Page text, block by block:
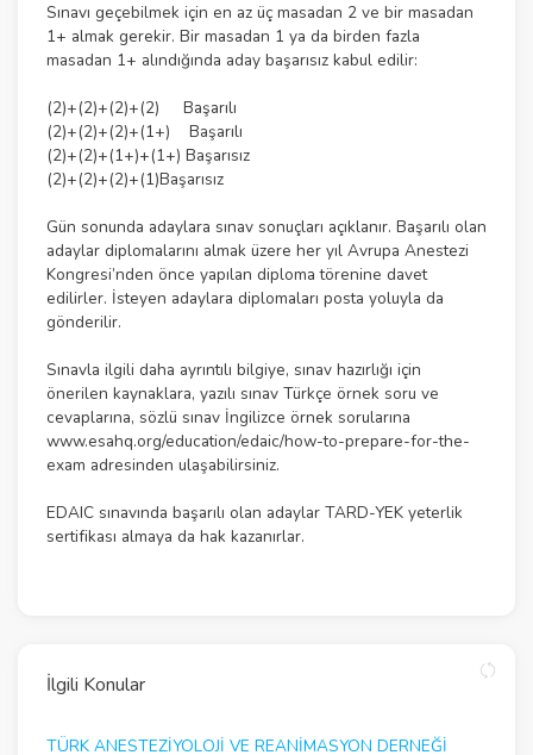
Sınavı geçebilmek için en az üç masadan 2 ve bir masadan
1+ almak gerekir. Bir masadan 1 ya da birden fazla
masadan 1+ alındığında aday başarısız kabul edilir:
(2)+(2)+(2)+(2) Başarılı
(2)+(2)+(2)+(1+) Başarılı
(2)+(2)+(1+)+(1+) Başarısız
(2)+(2)+(2)+(1)Başarısız
Gün sonunda adaylara sınav sonuçları açıklanır. Başarılı olan
adaylar diplomalarını almak üzere her yıl Avrupa Anestezi
Kongresi’nden önce yapılan diploma törenine davet
edilirler. İsteyen adaylara diplomaları posta yoluyla da
gönderilir.
Sınavla ilgili daha ayrıntılı bilgiye, sınav hazırlığı için
önerilen kaynaklara, yazılı sınav Türkçe örnek soru ve
cevaplarına, sözlü sınav İngilizce örnek sorularına
www.esahq.org/education/edaic/how-to-prepare-for-the-
exam adresinden ulaşabilirsiniz.
EDAIC sınavında başarılı olan adaylar TARD-YEK yeterlik
sertifikası almaya da hak kazanırlar.
İlgili Konular
TÜRK ANESTEZİYOLOJİ VE REANİMASYON DERNEĞİ